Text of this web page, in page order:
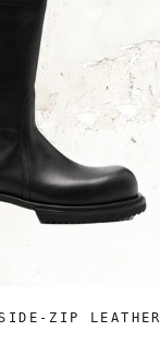
ZIP LEATHER